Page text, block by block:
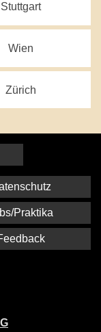
Stuttgart
Wien
Zürich
Praktika